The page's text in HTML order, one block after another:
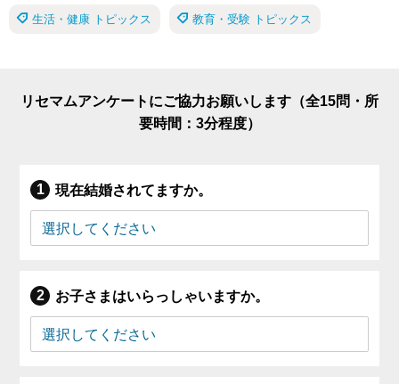
生活・健康 トピックス 教育・受験 トピックス
リセマムアンケートにご協力お願いします（全15問・所
要時間：3分程度）
現在結婚されてますか。
お子さまはいらっしゃいますか。